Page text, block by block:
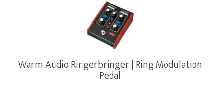
Warm Audio Ringerbringer | Ring Modulation
Pedal